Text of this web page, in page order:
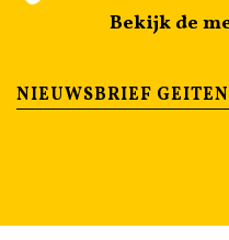
Bekijk de
NIEUWSBRIEF